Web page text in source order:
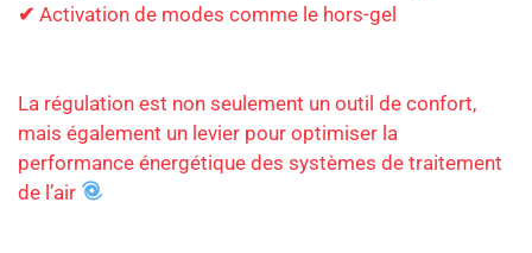
✔ Activation de modes comme le hors-gel
La régulation est non seulement un outil de confort,
mais également un levier pour optimiser la
performance énergétique des systèmes de traitement
de l’air